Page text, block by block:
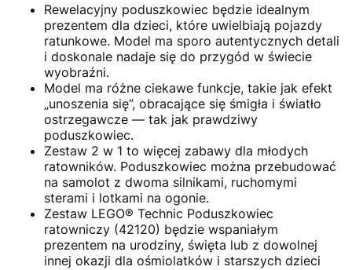
Rewelacyjny poduszkowiec będzie idealnym
prezentem dla dzieci, które uwielbiają pojazdy
ratunkowe. Model ma sporo autentycznych detali
i doskonale nadaje się do przygód w świecie
wyobraźni.
Model ma różne ciekawe funkcje, takie jak efekt
„unoszenia się”, obracające się śmigła i światło
ostrzegawcze — tak jak prawdziwy
poduszkowiec.
Zestaw 2 w 1 to więcej zabawy dla młodych
ratowników. Poduszkowiec można przebudować
na samolot z dwoma silnikami, ruchomymi
sterami i lotkami na ogonie.
Zestaw LEGO® Technic Poduszkowiec
ratowniczy (42120) będzie wspaniałym
prezentem na urodziny, święta lub z dowolnej
innej okazji dla ośmiolatków i starszych dzieci